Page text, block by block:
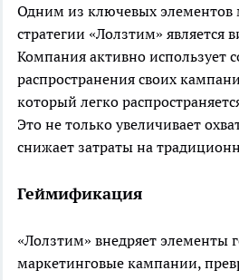
Одним из ключевых элементов
стратегии «Лолзтим» является
Компания активно использует
распространения своих
который легко
Это не только увеличивает
снижает затраты на
Геймификация
«Лолзтим» внедряет элементы
маркетинговые кампании,